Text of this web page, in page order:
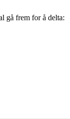
gå frem for å delta: